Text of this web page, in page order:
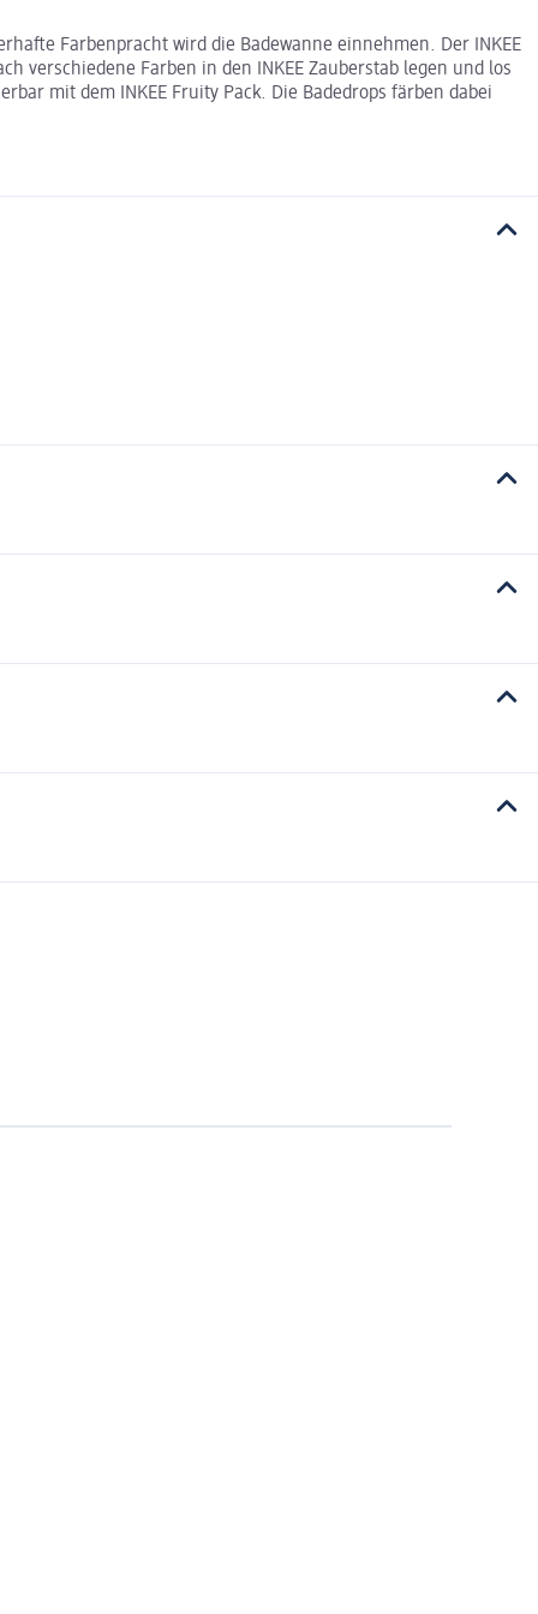
Farbenpracht wird die Badewanne einnehmen. Der INKEE
verschiedene Farben in den INKEE Zauberstab legen und los
mit dem INKEE Fruity Pack. Die Badedrops färben dabei